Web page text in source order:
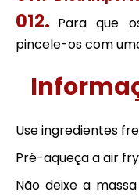
Para que
pincele-os com
Use ingredientes
Pré-aqueça a air
Não deixe a